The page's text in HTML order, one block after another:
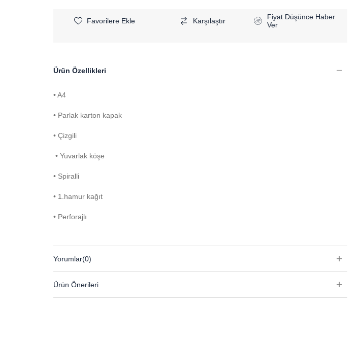
Favorilere Ekle Karşılaştır
Fiyat Düşünce Haber
Ver
Ürün Özellikleri
• A4
• Parlak karton kapak
• Çizgili
• Yuvarlak köşe
• Spiralli
• 1.hamur kağıt
• Perforajlı
Yorumlar(0)
Ürün Önerileri